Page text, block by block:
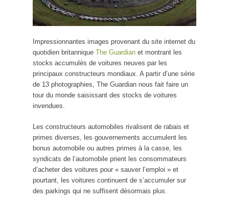
Impressionnantes images provenant du site internet du
quotidien britannique The Guardian et montrant les
stocks accumulés de voitures neuves par les
principaux constructeurs mondiaux. A partir d’une série
de 13 photographies, The Guardian nous fait faire un
tour du monde saisissant des stocks de voitures
invendues.
Les constructeurs automobiles rivalisent de rabais et
primes diverses, les gouvernements accumulent les
bonus automobile ou autres primes à la casse, les
syndicats de l’automobile prient les consommateurs
d’acheter des voitures pour « sauver l’emploi » et
pourtant, les voitures continuent de s’accumuler sur
des parkings qui ne suffisent désormais plus.